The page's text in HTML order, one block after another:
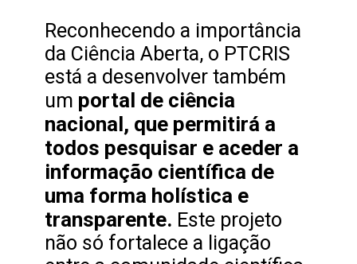
Reconhecendo a importância
da Ciência Aberta, o PTCRIS
está a desenvolver também
um portal de ciência
nacional, que permitirá a
todos pesquisar e aceder a
informação científica de
uma forma holística e
transparente. Este projeto
não só fortalece a ligação